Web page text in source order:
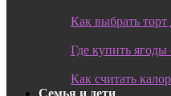
Как выбрать торт
Где купить
Как считать
Семья и дети